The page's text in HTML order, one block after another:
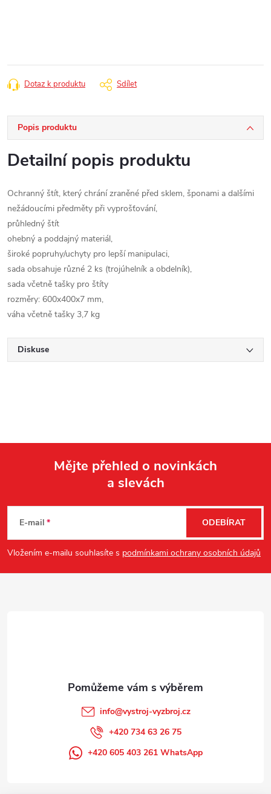
Dotaz k produktu Sdílet
Popis produktu
Detailní popis produktu
Ochranný štít, který chrání zraněné před sklem, šponami a dalšími
nežádoucími předměty při vyprošťování,
průhledný štít
ohebný a poddajný materiál,
široké popruhy/uchyty pro lepší manipulaci,
sada obsahuje různé 2 ks (trojúhelník a obdelník),
sada včetně tašky pro štíty
rozměry: 600x400x7 mm,
váha včetně tašky 3,7 kg
Diskuse
p
a
Mějte přehled o novinkách
a slevách
E-mail
Vložením e-mailu souhlasíte s podmínkami ochrany osobních údajů
ODEBÍRAT
info@vystroj-vyzbroj.cz
+420 734 63 26 75
+420 605 403 261 WhatsApp